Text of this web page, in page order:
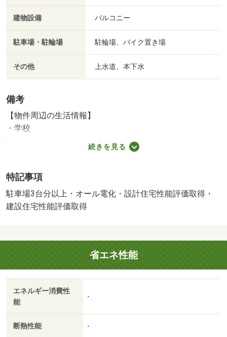
建物設備 バルコニー
駐車場・駐輪場 駐輪場、バイク置き場
その他 上水道、本下水
備考
【物件周辺の生活情報】
・学校
志度小学校（485m）、志度中学校（153m）
・その他施設
さぬき市立志度幼稚園（811m）
〇（ ´ ▽ ｀ ）／販売経験豊富なスタッフが、住宅ロ
◇ 住宅性能表示適合住宅→第三者機関による『安心のお
約束』 下記５分野６項目最上ランク等級の高品質住宅♪
（耐震２項目・劣化対策・維持管理・耐風・ホルムアルデ
ヒド対策） 【設備・特記事項備考】ガス（その他）・
専用バス・専用トイレ・耐震構造・全居室収納
建築確認：有/NO.第Ｒ０８ＳＨＣ１０７４０７号
販売戸数：4戸／南
続きを見る
特記事項
駐車場3台分以上・オール電化・設計住宅性能評価取得・
建設住宅性能評価取得
省エネ性能
エネルギー消費性
能
-
断熱性能 -